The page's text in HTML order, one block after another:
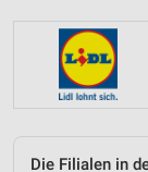
Die Filialen in